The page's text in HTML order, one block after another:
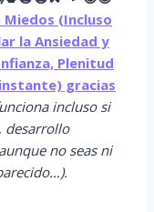
Miedos (Incluso
la Ansiedad y
Plenitud
gracias
incluso si
desarrollo
no seas ni